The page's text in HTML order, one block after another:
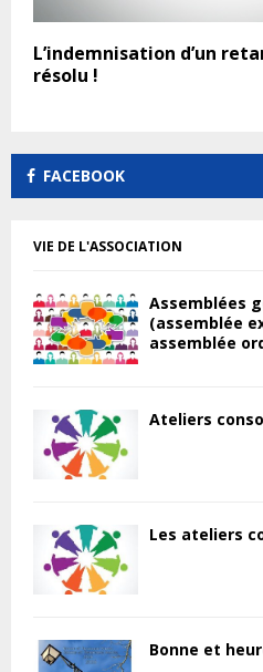
L’indemnisation d’un
résolu !
FACEBOOK
VIE DE L'ASSOCIATION
Assemblées
(assemblée
assemblée
Ateliers
Les ateliers
Bonne et